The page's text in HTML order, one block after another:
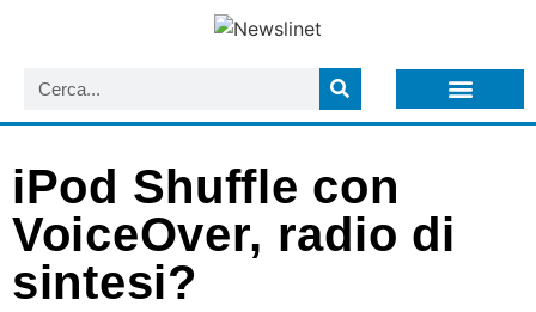
iPod Shuffle con
VoiceOver, radio di
sintesi?